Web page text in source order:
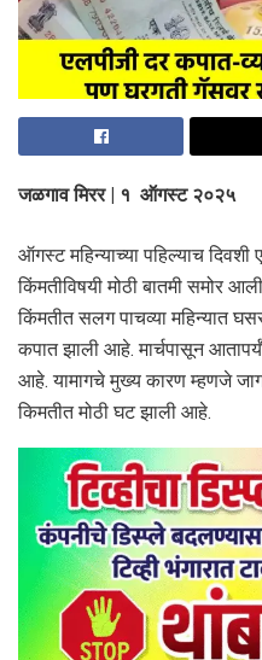
जळगाव मिरर | १ ऑगस्ट २०२५
ऑगस्ट महिन्याच्या पहिल्याच
किंमतीविषयी मोठी बातमी समोर
किंमतीत सलग पाचव्या महिन्यात
कपात झाली आहे. मार्चपासून
आहे. यामागचे मुख्य कारण म्हणजे
किमतीत मोठी घट झाली आहे.